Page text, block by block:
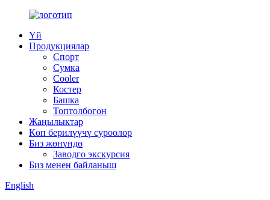
Үй
Продукциялар
Спорт
Сумка
Cooler
Костер
Башка
Топтолбогон
Жаңылыктар
Көп берилүүчү суроолор
Биз жөнүндө
Заводго экскурсия
Биз менен байланыш
English